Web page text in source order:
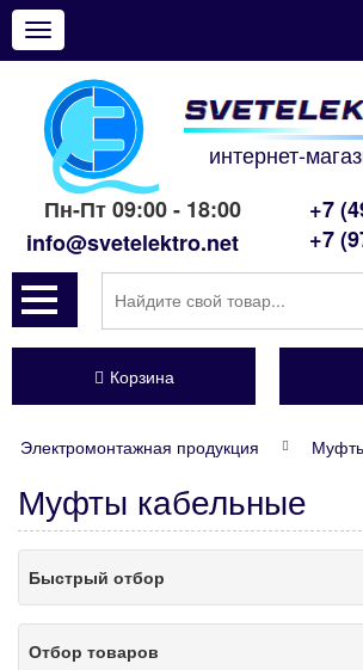
Показать
меню
интернет-
Пн-Пт 09:00 - 18:00
info@svetelektro.net
+7
+7
Корзина
Электромонтажная продукция
Муфты кабельные
Быстрый отбор
Отбор товаров